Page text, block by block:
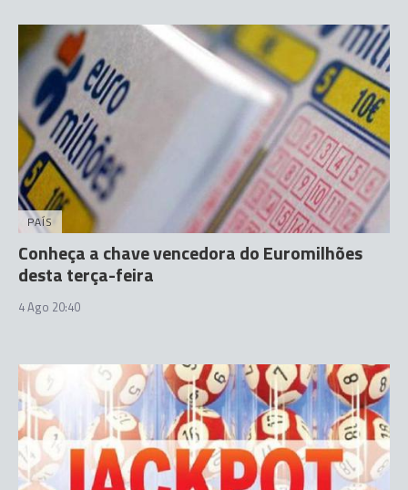
PAÍS
Conheça a chave vencedora do Euromilhões
desta terça-feira
4 Ago 20:40